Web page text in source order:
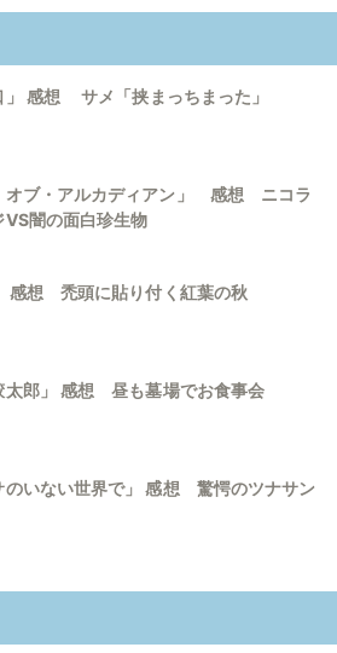
」 感想 サメ「挟まっちまった」
オブ・アルカディアン」 感想 ニコラ
VS闇の面白珍生物
感想 禿頭に貼り付く紅葉の秋
太郎」 感想 昼も墓場でお食事会
のいない世界で」 感想 驚愕のツナサン